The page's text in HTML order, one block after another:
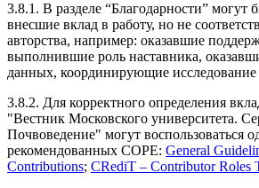
3.8.1. В разделе “Благодарности”
внесшие вклад в работу, но не
авторства, например: оказавшие
выполнившие роль наставника,
данных, координирующие исследование
3.8.2. Для корректного определения
"Вестник Московского университета.
Почвоведение" могут воспользоваться
рекомендованных COPE: General
Contributions; CRediT – Contributor Roles